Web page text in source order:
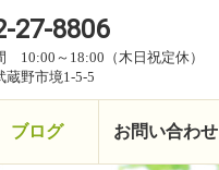
27-8806
10:00～18:00（木日祝定休）
蔵野市境1-5-5
ブログ お問い合わせ